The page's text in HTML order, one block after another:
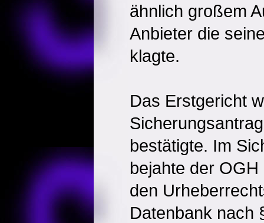
ähnlich großem
Anbieter die
klagte.
Das Erstgericht
bestätigte. Im
bejahte der
den
Datenbank nach